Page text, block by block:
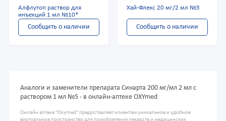
Алфлутоп раствор для
инъекций 1 мл №10*
Сообщить о наличии
Хай-Флекс 20 мг/2 мл №3
Сообщить о наличии
Аналоги и заменители препарата Синарта 200 мг/мл 2 мл с
раствором 1 мл №5 - в онлайн-аптеке OXYmed
Онлайн аптека "Oxymed" предоставляет клиентам уникальное и удобное
виртуальное пространство для приобретения лекарств и медицинских